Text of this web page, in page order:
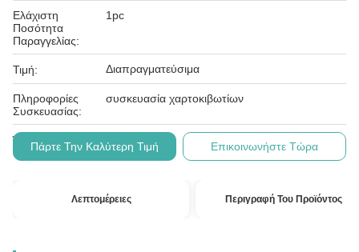
Ελάχιστη
Ποσότητα
Παραγγελίας:
1pc
Τιμή: Διαπραγματεύσιμα
Πληροφορίες
Συσκευασίας:
συσκευασία χαρτοκιβωτίων
Όροι Πληρωμής:
Πάρτε Την Καλύτερη Τιμή Επικοινωνήστε Τώρα
Λεπτομέρειες Περιγραφή Του Προϊόντος